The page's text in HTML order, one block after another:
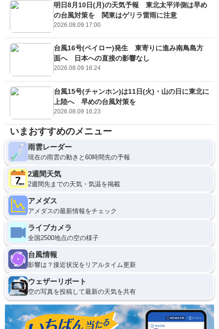
明日8月10日(月)の天気予報 東北太平洋側は早め
の台風対策を 関東はゲリラ雷雨に注意
2026.08.09 17:00
台風16号(ペイロー)発生 東寄りに進み南鳥島方
面へ 日本への直接の影響なし
2026.08.09 16:24
台風15号(チャンホン)は11日(火)・山の日に東北に
上陸へ 早めの台風対策を
2026.08.09 16:23
いまおすすめのメニュー
雨雲レーダー
現在の雨雲の動きと60時間先の予報
2週間天気
2週間先までの天気・気温を掲載
アメダス
アメダスの最新情報をチェック
ライブカメラ
全国2500地点の空の様子
台風情報
影響は？接近状況をリアルタイム更新
ウェザーリポート
空の写真を投稿して最新の天気を共有